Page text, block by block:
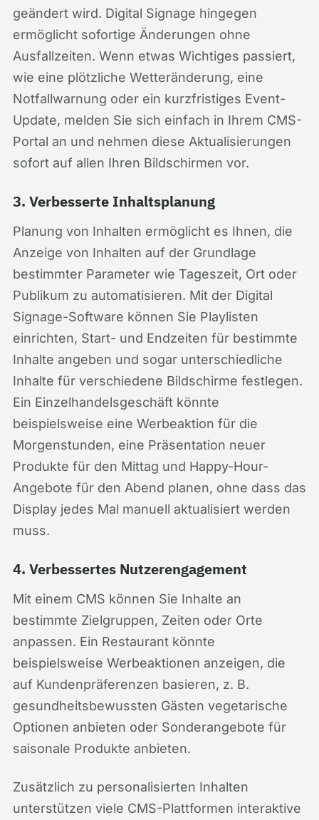
geändert wird. Digital Signage hingegen
ermöglicht sofortige Änderungen ohne
Ausfallzeiten. Wenn etwas Wichtiges passiert,
wie eine plötzliche Wetteränderung, eine
Notfallwarnung oder ein kurzfristiges Event-
Update, melden Sie sich einfach in Ihrem CMS-
Portal an und nehmen diese Aktualisierungen
sofort auf allen Ihren Bildschirmen vor.
3. Verbesserte Inhaltsplanung
Planung von Inhalten ermöglicht es Ihnen, die
Anzeige von Inhalten auf der Grundlage
bestimmter Parameter wie Tageszeit, Ort oder
Publikum zu automatisieren. Mit der Digital
Signage-Software können Sie Playlisten
einrichten, Start- und Endzeiten für bestimmte
Inhalte angeben und sogar unterschiedliche
Inhalte für verschiedene Bildschirme festlegen.
Ein Einzelhandelsgeschäft könnte
beispielsweise eine Werbeaktion für die
Morgenstunden, eine Präsentation neuer
Produkte für den Mittag und Happy-Hour-
Angebote für den Abend planen, ohne dass das
Display jedes Mal manuell aktualisiert werden
muss.
4. Verbessertes Nutzerengagement
Mit einem CMS können Sie Inhalte an
bestimmte Zielgruppen, Zeiten oder Orte
anpassen. Ein Restaurant könnte
beispielsweise Werbeaktionen anzeigen, die
auf Kundenpräferenzen basieren, z. B.
gesundheitsbewussten Gästen vegetarische
Optionen anbieten oder Sonderangebote für
saisonale Produkte anbieten.
Zusätzlich zu personalisierten Inhalten
unterstützen viele CMS-Plattformen interaktive